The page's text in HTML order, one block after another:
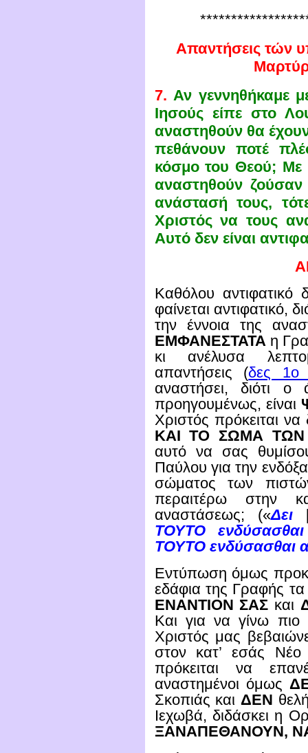
Απαντήσεις τών
7. Αν γεννηθήκαμε
Ιησούς είπε στο
αναστηθούν θα
πεθάνουν ποτέ
κόσμο του Θεού; Με
αναστηθούν
ανάστασή τους,
Χριστός να τους
Αυτό δεν είναι
Καθόλου αντιφατικό
φαίνεται αντιφατικό,
την έννοια της
ΕΜΦΑΝΕΣΤΑΤΑη
κι ανέλυσα
απαντήσεις (δες 1ο
αναστήσει, διότι ο
προηγουμένως, είναι
Χριστός πρόκειται
ΚΑΙ ΤΟ ΣΩΜΑ ΤΩΝ
αυτό να σας
Παύλου για την
σώματος των
περαιτέρω στην
αναστάσεως; («Δει
ΤΟΥΤΟ
ΤΟΥΤΟ ενδύσασθαι
Εντύπωση όμως
εδάφια της Γραφής τα
ΕΝΑΝΤΙΟΝ ΣΑΣ και
Και για να γίνω
Χριστός μας
στον κατ’ εσάς
πρόκειται να
αναστημένοι όμως
Σκοπιάς καιΔΕΝ
Ιεχωβά, διδάσκει η
ΞΑΝΑΠΕΘΑΝΟΥΝ,